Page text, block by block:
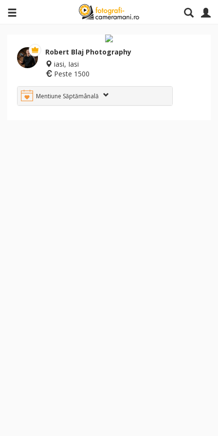
Robert Blaj Photography
iasi, Iasi
Peste 1500
Mentiune Săptămânală